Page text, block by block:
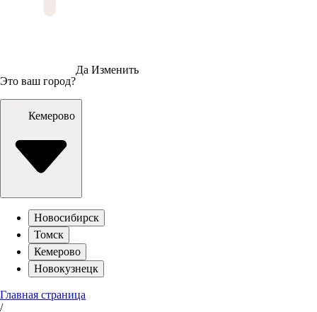
Это ваш город?
Да Изменить
Кемерово
Новосибирск
Томск
Кемерово
Новокузнецк
Главная страница
/